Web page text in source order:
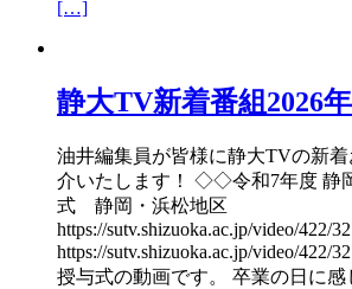
[…]
静大TV新着番組2026年
油井編集員が皆様に静大TVの新
介いたします！ ◇◇令和7年度 静
式 静岡・浜松地区
https://sutv.shizuoka.ac.jp/video/422/
https://sutv.shizuoka.ac.jp/video/422/
授与式の動画です。 卒業の日に感